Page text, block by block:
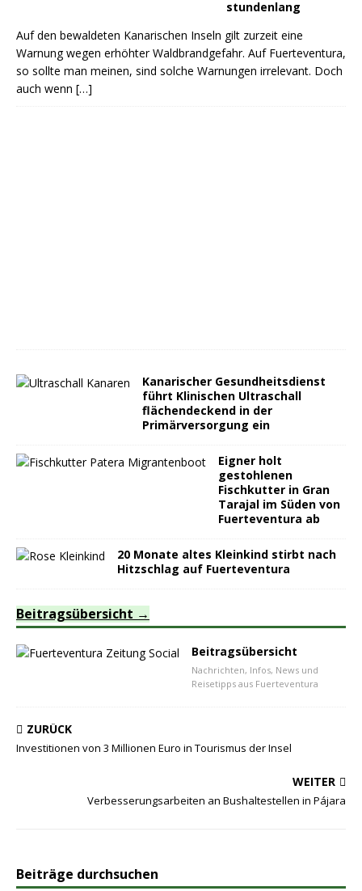
stundenlang
Auf den bewaldeten Kanarischen Inseln gilt zurzeit eine
Warnung wegen erhöhter Waldbrandgefahr. Auf Fuerteventura,
so sollte man meinen, sind solche Warnungen irrelevant. Doch
auch wenn […]
Kanarischer Gesundheitsdienst
führt Klinischen Ultraschall
flächendeckend in der
Primärversorgung ein
Eigner holt
gestohlenen
Fischkutter in Gran
Tarajal im Süden von
Fuerteventura ab
20 Monate altes Kleinkind stirbt nach
Hitzschlag auf Fuerteventura
Beitragsübersicht
Beitragsübersicht
Nachrichten, Infos, News und
Reisetipps aus Fuerteventura
ZURÜCK
Investitionen von 3 Millionen Euro in Tourismus der Insel
WEITER
Verbesserungsarbeiten an Bushaltestellen in Pájara
Beiträge durchsuchen